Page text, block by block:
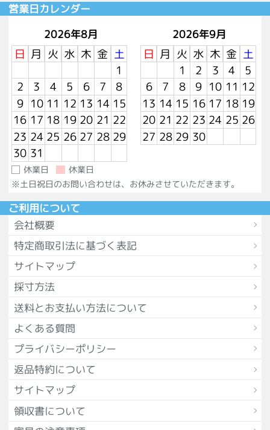
営業日カレンダー
2026年8月
日 月 火 水 木 金 土
1
2
3 4 5 6 7
8
9 10 11 12 13 14 15
16 17 18 19 20 21 22
23 24 25 26 27 28 29
30 31
2026年9月
日 月 火 水 木 金 土
1
2 3 4
5
6
7 8 9 10 11 12
13 14 15 16 17 18 19
20 21 22 23 24 25 26
27 28 29 30
休業日
休業日
※土日祝日のお問い合わせは、お休みさせていただきます。
ご利用について
会社概要
特定商取引法に基づく表記
サイトマップ
採寸方法
送料とお支払い方法について
よくある質問
プライバシーポリシー
返品特約について
サイトマップ
領収書について